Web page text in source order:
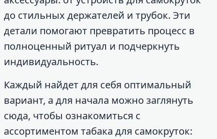
до стильных держателей и трубок. Эти
детали помогают превратить процесс в
полноценный ритуал и подчеркнуть
индивидуальность.
Каждый найдет для себя оптимальный
вариант, а для начала можно заглянуть
сюда, чтобы ознакомиться с
ассортиментом табака для самокруток: